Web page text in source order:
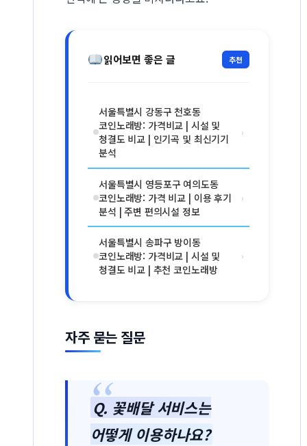
읽어보면 좋은 글 추천
서울특별시 강동구 천호동
코인노래방: 가격비교 | 시설 및
청결도 비교 | 인기곡 및 최신기기
분석
›
서울특별시 영등포구 여의도동
코인노래방: 가격 비교 | 이용 후기
분석 | 주변 편의시설 정보
›
서울특별시 송파구 방이동
코인노래방: 가격비교 | 시설 및
청결도 비교 | 추천 코인노래방
›
자주 묻는 질문
Q. 꽃배달 서비스는
어떻게 이용하나요?